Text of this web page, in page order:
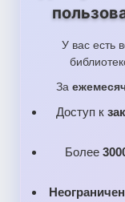
У вас есть
За
Доступ к
Более